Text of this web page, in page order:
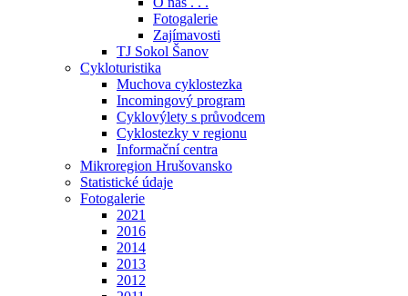
Fotogalerie
Zajímavosti
TJ Sokol Šanov
Cykloturistika
Muchova cyklostezka
Incomingový program
Cyklovýlety s průvodcem
Cyklostezky v regionu
Informační centra
Mikroregion Hrušovansko
Statistické údaje
Fotogalerie
2021
2016
2014
2013
2012